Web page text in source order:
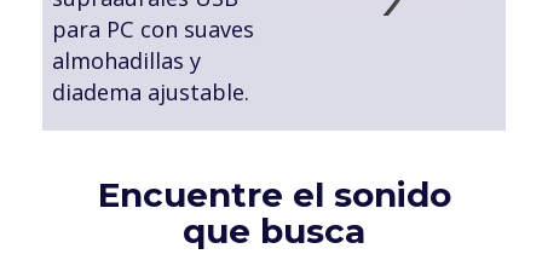
para PC con suaves
almohadillas y
diadema ajustable.
Encuentre el sonido
que busca